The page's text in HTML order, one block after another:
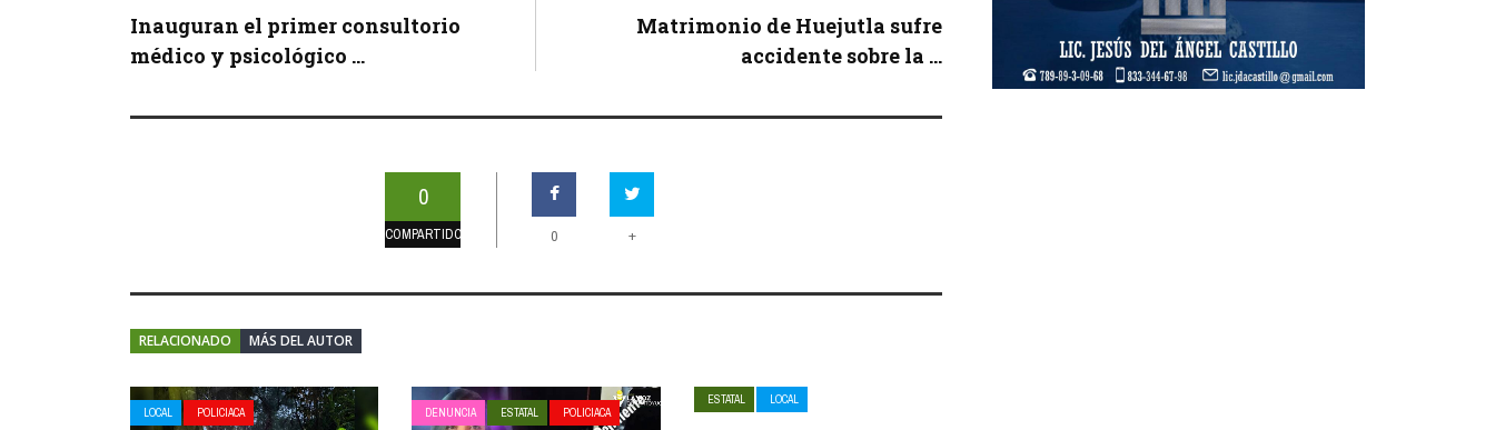
Inauguran el primer consultorio
médico y psicológico ...
Matrimonio de Huejutla sufre
accidente sobre la ...
0
COMPARTIDOS 0 +
RELACIONADO MÁS DEL AUTOR
LOCAL POLICIACA DENUNCIA ESTATAL POLICIACA
ESTATAL LOCAL